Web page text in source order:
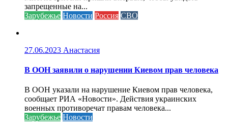
запрещенные на...
Зарубежье Новости Россия СВО
27.06.2023 Анастасия
В ООН заявили о нарушении Киевом прав человека
В ООН указали на нарушение Киевом прав человека,
сообщает РИА «Новости». Действия украинских
военных противоречат правам человека...
Зарубежье Новости